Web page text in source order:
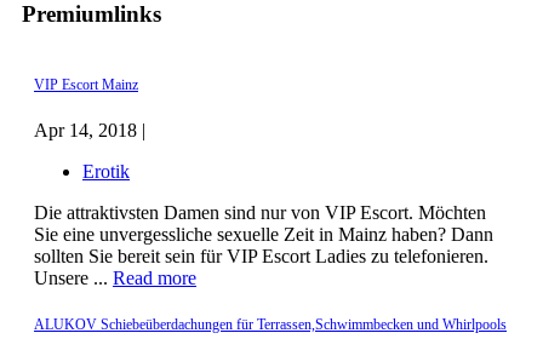
Premiumlinks
VIP Escort Mainz
Apr 14, 2018 |
Erotik
Die attraktivsten Damen sind nur von VIP Escort. Möchten
Sie eine unvergessliche sexuelle Zeit in Mainz haben? Dann
sollten Sie bereit sein für VIP Escort Ladies zu telefonieren.
Unsere ... Read more
ALUKOV Schiebeüberdachungen für Terrassen,Schwimmbecken und Whirlpools